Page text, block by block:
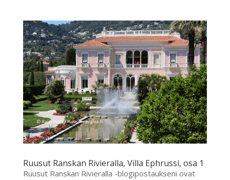
Ruusut Ranskan Rivieralla, Villa Ephrussi, osa 1
Ruusut Ranskan Rivieralla -blogipostaukseni ovat